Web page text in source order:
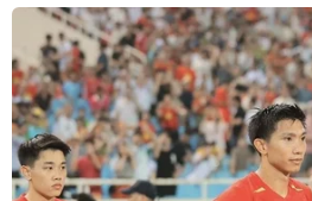
TIN LIÊN QUAN